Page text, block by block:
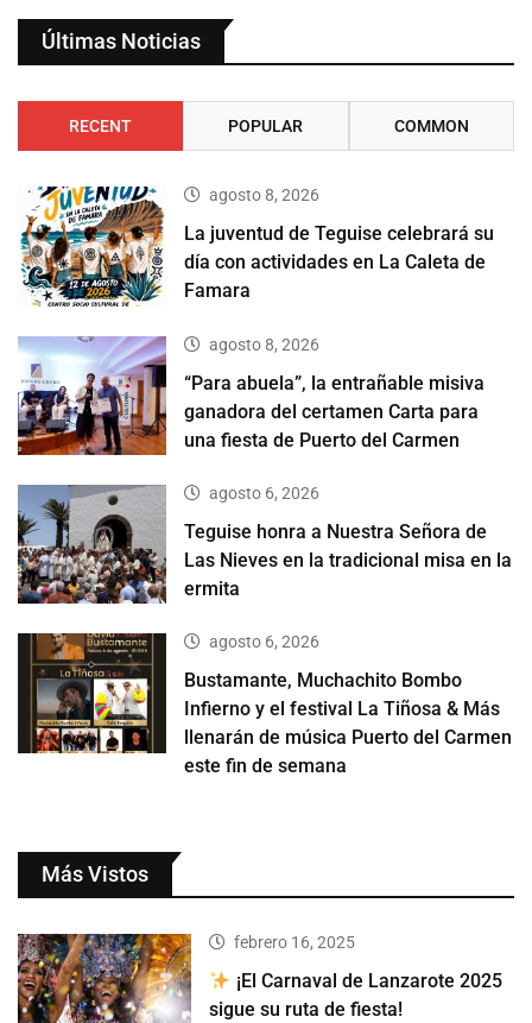
Últimas Noticias
RECENT POPULAR COMMON
agosto 8, 2026
La juventud de Teguise celebrará su
día con actividades en La Caleta de
Famara
agosto 8, 2026
“Para abuela”, la entrañable misiva
ganadora del certamen Carta para
una fiesta de Puerto del Carmen
agosto 6, 2026
Teguise honra a Nuestra Señora de
Las Nieves en la tradicional misa en la
ermita
agosto 6, 2026
Bustamante, Muchachito Bombo
Infierno y el festival La Tiñosa & Más
llenarán de música Puerto del Carmen
este fin de semana
Más Vistos
febrero 16, 2025
¡El Carnaval de Lanzarote 2025
sigue su ruta de fiesta!